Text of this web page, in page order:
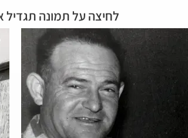
לחיצה על תמונה תגדיל